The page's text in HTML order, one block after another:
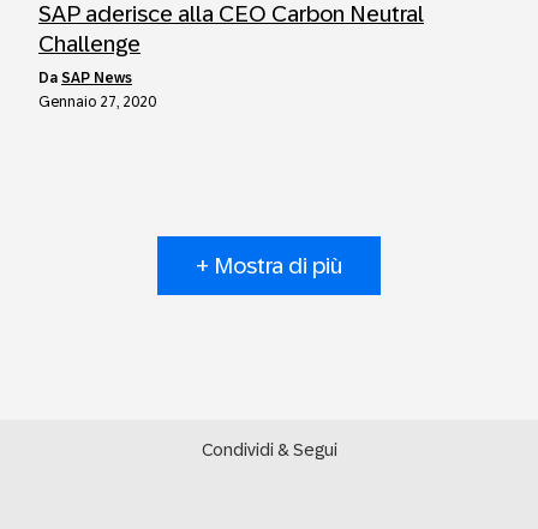
SAP aderisce alla CEO Carbon Neutral
Challenge
da SAP News
Gennaio 27, 2020
+ Mostra di più
Condividi & Segui